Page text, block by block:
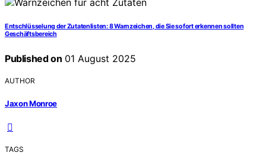
Entschlüsselung der Zutatenlisten: 8 Warnzeichen, die Sie sofort erkennen sollten
Geschäftsbereich
Published on 01 August 2025
AUTHOR
Jaxon Monroe
TAGS